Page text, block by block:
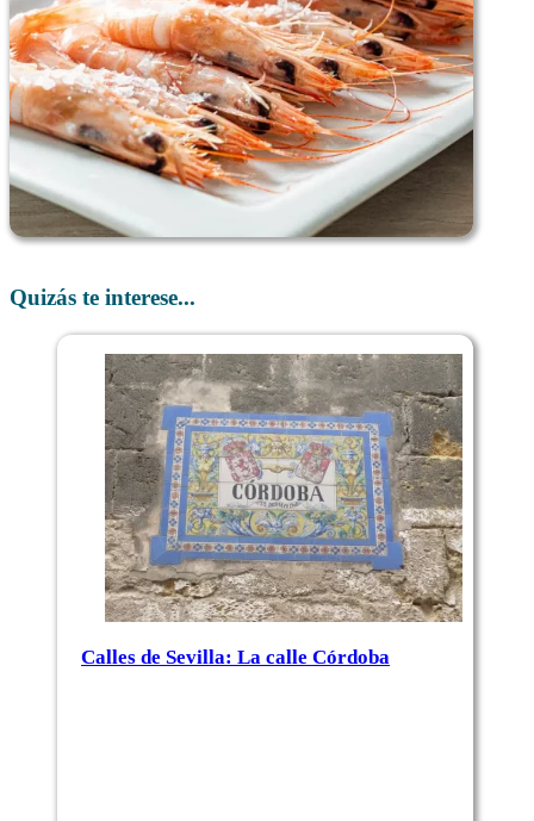
Quizás te interese...
Calles de Sevilla: La calle Córdoba